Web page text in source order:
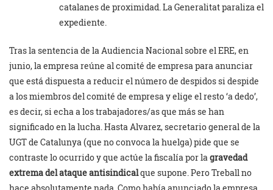
catalanes de proximidad. La Generalitat paraliza el
expediente.
Tras la sentencia de la Audiencia Nacional sobre el ERE, en
junio, la empresa reúne al comité de empresa para anunciar
que está dispuesta a reducir el número de despidos si despide
a los miembros del comité de empresa y elige el resto ‘a dedo’,
es decir, si echa a los trabajadores/as que más se han
significado en la lucha. Hasta Alvarez, secretario general de la
UGT de Catalunya (que no convoca la huelga) pide que se
contraste lo ocurrido y que actúe la fiscalía por lagravedad
extrema del ataque antisindicalque supone. Pero Treball no